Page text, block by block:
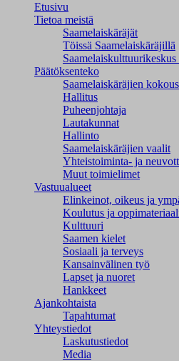
Etusivu
Tietoa meistä
Saamelaiskäräjät
Töissä Saamelaiskäräjillä
Saamelaiskulttuuri­keskus
Päätöksenteko
Saamelaiskäräjien kokous
Hallitus
Puheenjohtaja
Lautakunnat
Hallinto
Saamelaiskäräjien vaalit
Yhteistoiminta- ja
Muut toimielimet
Vastuualueet
Elinkeinot, oikeus ja
Koulutus ja
Kulttuuri
Saamen kielet
Sosiaali ja terveys
Kansainvälinen työ
Lapset ja nuoret
Hankkeet
Ajankohtaista
Tapahtumat
Yhteystiedot
Laskutustiedot
Media